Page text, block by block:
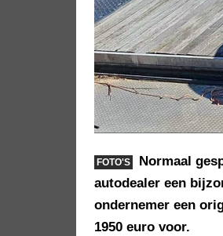
FOTO'S
Normaal
autodealer een
ondernemer een
1950 euro voor.